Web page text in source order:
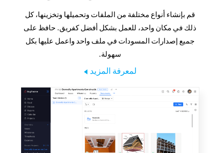
قم بإنشاء أنواع مختلفة من الملفات وتحميلها وتخزينها، كل
ذلك في مكان واحد، للعمل بشكل أفضل كفريق. حافظ على
جميع إصدارات المسودات في ملف واحد واعمل عليها بكل
سهولة.
لمعرفة المزيد